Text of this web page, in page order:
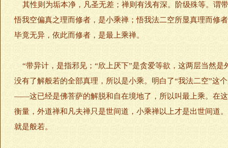
其性则为垢本净，凡圣无差；禅则有浅有深。阶级殊等。谓
悟我空偏真之理而修者，是小乘禅；悟我法二空所显真理而修
毕竟无异，依此而修者，是最上乘禅。
“带异计，是指邪见；“欣上厌下”是贪爱等欲，这两层当然是
没有了解般若的全部真理，所以是小乘。明白了“我法二空”这
——这已经是佛菩萨的解脱和自在境地了，所以叫最上乘。在
衡量，外道禅和凡夫禅只是世间道，小乘禅以上才是出世间道
就是般若。